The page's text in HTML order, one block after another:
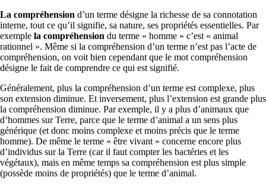
La compréhension d’un terme désigne la richesse de sa connotation
interne, tout ce qu’il signifie, sa nature, ses propriétés essentielles. Par
exemple la compréhension du terme « homme » c’est « animal
rationnel ». Même si la compréhension d’un terme n’est pas l’acte de
compréhension, on voit bien cependant que le mot compréhension
désigne le fait de comprendre ce qui est signifié.
Généralement, plus la compréhension d’un terme est complexe, plus
son extension diminue. Et inversement, plus l’extension est grande plus
la compréhension diminue. Par exemple, il y a plus d’animaux que
d’hommes sur Terre, parce que le terme d’animal a un sens plus
générique (et donc moins complexe et moins précis que le terme
homme). De même le terme « être vivant » concerne encore plus
d’individus sur la Terre (car il faut compter les bactéries et les
végétaux), mais en même temps sa compréhension est plus simple
(possède moins de propriétés) que le terme d’animal.